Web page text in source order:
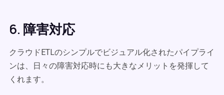
6. 障害対応
クラウドETLのシンプルでビジュアル化されたパイプライ
ンは、日々の障害対応時にも大きなメリットを発揮して
くれます。